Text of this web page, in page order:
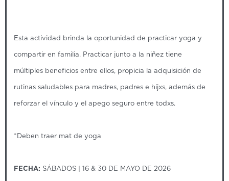
Esta actividad brinda la oportunidad de practicar yoga y
compartir en familia. Practicar junto a la niñez tiene
múltiples beneficios entre ellos, propicia la adquisición de
rutinas saludables para madres, padres e hijxs, además de
reforzar el vínculo y el apego seguro entre todxs.
*Deben traer mat de yoga
FECHA: SÁBADOS | 16 & 30 DE MAYO DE 2026